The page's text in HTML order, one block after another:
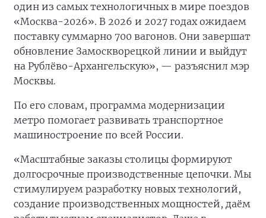
один из самых технологичных в мире поездов
«Москва-2026». В 2026 и 2027 годах ожидаем
поставку суммарно 700 вагонов. Они завершат
обновление Замоскворецкой линии и выйдут
на Рублёво-Архангельскую», — разъяснил мэр
Москвы.
По его словам, программа модернизации
метро помогает развивать транспортное
машиностроение по всей России.
«Масштабные заказы столицы формируют
долгосрочные производственные цепочки. Мы
стимулируем разработку новых технологий,
создание производственных мощностей, даём